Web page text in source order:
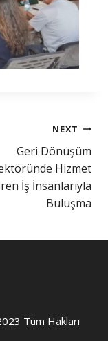
NEXT
Geri Dönüşüm
Hizmet
İş İnsanlarıyla
Buluşma
Tüm Hakları